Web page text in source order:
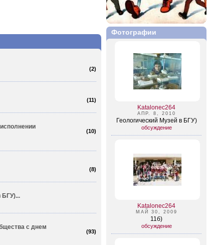
Фотографии
Katalonec264
АПР. 8, 2010
Геологический Музей в БГУ)
обсуждение
Katalonec264
МАЙ 30, 2009
11б)
обсуждение
(2)
(11)
(10)
(8)
БГУ)...
(93)
с днем